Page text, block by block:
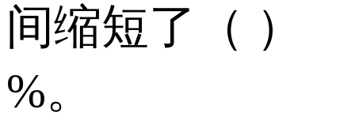
间缩短了（ ）
%。